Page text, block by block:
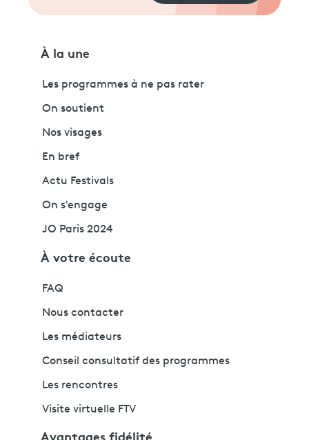
À la une
Les programmes à ne pas rater
On soutient
Nos visages
En bref
Actu Festivals
On s'engage
JO Paris 2024
À votre écoute
FAQ
Nous contacter
Les médiateurs
Conseil consultatif des programmes
Les rencontres
Visite virtuelle FTV
Avantages fidélité